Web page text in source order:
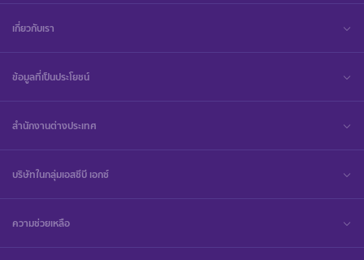
เกี่ยวกับเรา
ข้อมูลที่เป็นประโยชน์
สำนักงานต่างประเทศ
บริษัทในกลุ่มเอสซีบี เอกซ์
ความช่วยเหลือ